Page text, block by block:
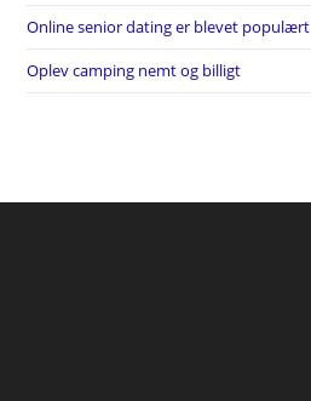
Online senior dating er blevet populært
Oplev camping nemt og billigt